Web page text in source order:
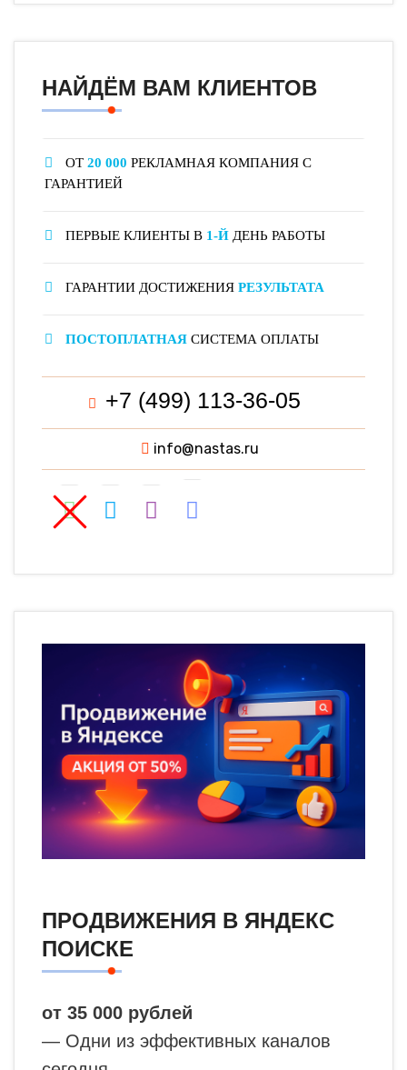
НАЙДЁМ ВАМ КЛИЕНТОВ
ОТ 20 000 РЕКЛАМНАЯ КОМПАНИЯ С
ГАРАНТИЕЙ
ПЕРВЫЕ КЛИЕНТЫ В 1-Й ДЕНЬ РАБОТЫ
ГАРАНТИИ ДОСТИЖЕНИЯ РЕЗУЛЬТАТА
ПОСТОПЛАТНАЯ СИСТЕМА ОПЛАТЫ
+7 (499) 113-36-05
info@nastas.ru
ПРОДВИЖЕНИЯ В ЯНДЕКС
ПОИСКЕ
от 35 000 рублей
— Одни из эффективных каналов